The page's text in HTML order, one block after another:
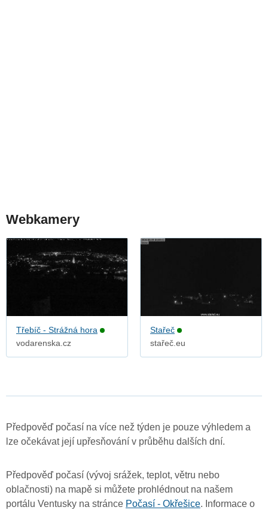
Webkamery
Třebíč - Strážná hora
vodarenska.cz
Stařeč
stařeč.eu
Předpověď počasí na více než týden je pouze výhledem a
lze očekávat její upřesňování v průběhu dalších dní.
Předpověď počasí (vývoj srážek, teplot, větru nebo
oblačnosti) na mapě si můžete prohlédnout na našem
portálu Ventusky na stránce Počasí - Okřešice. Informace o